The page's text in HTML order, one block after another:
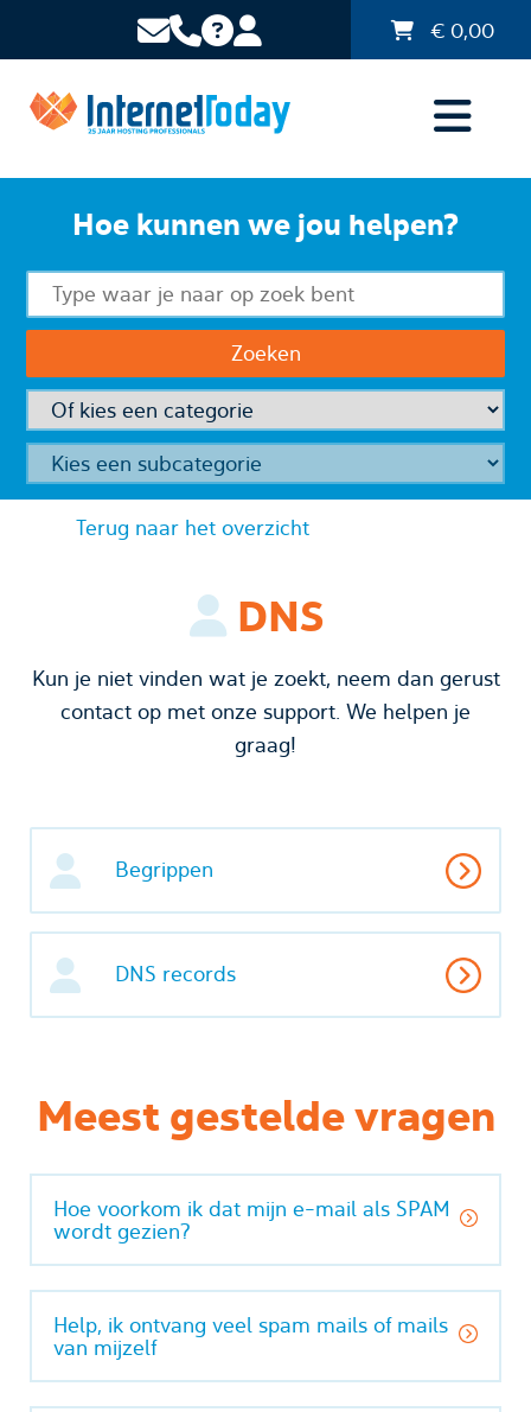
€ 0,00
Hoe kunnen we jou helpen?
Terug naar het overzicht
DNS
Kun je niet vinden wat je zoekt, neem dan gerust
contact op met onze support. We helpen je
graag!
Begrippen
DNS records
Meest gestelde vragen
Hoe voorkom ik dat mijn e-mail als SPAM
wordt gezien?
Help, ik ontvang veel spam mails of mails
van mijzelf